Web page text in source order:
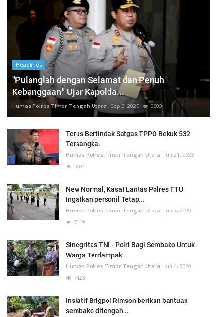
Headlines
"Pulanglah dengan Selamat dan Penuh
Kebanggaan." Ujar Kapolda...
Humas Polres Timor Tengah Utara Sep 3, 2025 2583
Terus Bertindak Satgas TPPO Bekuk 532
Tersangka.
Humas Polres Timor Tengah Utara
Jun 21, 2023
5601
New Normal, Kasat Lantas Polres TTU
Ingatkan personil Tetap...
Humas Polres Timor Tengah Utara
Jun 9, 2020
7119
Sinegritas TNI - Polri Bagi Sembako Untuk
Warga Terdampak...
Humas Polres Timor Tengah Utara
Jun 4, 2020
7423
Insiatif Brigpol Rimson berikan bantuan
sembako ditengah...